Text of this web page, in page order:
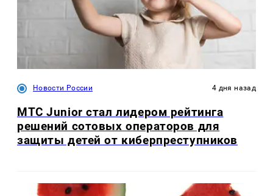
Новости России 4 дня назад
МТС Junior стал лидером рейтинга
решений сотовых операторов для
защиты детей от киберпреступников